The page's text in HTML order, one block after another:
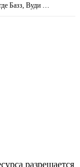
Базз, Вуди …
разрешается